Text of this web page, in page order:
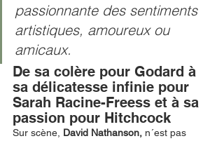
passionnante des sentiments
artistiques, amoureux ou
amicaux.
De sa colère pour Godard à
sa délicatesse infinie pour
Sarah Racine-Freess et à sa
passion pour Hitchcock
Sur scène, David Nathanson, n´est pas